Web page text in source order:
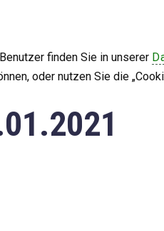
finden Sie in unserer
oder nutzen Sie die